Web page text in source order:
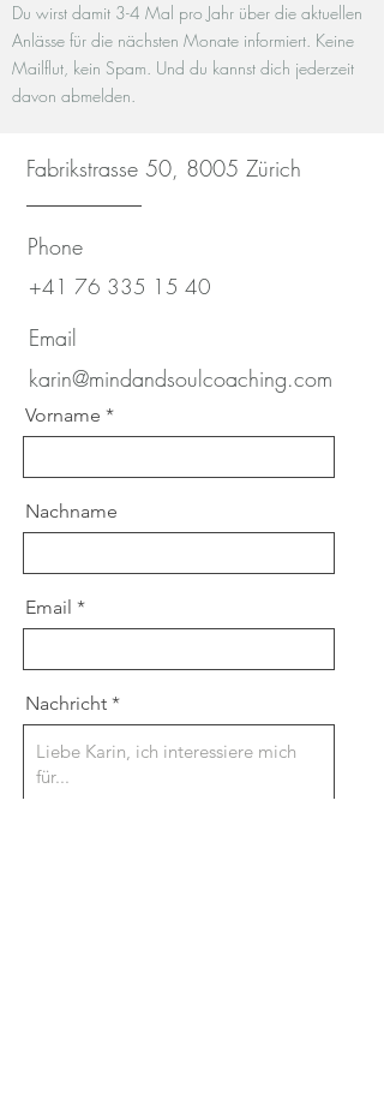
Du wirst damit 3-4 Mal pro Jahr über die aktuellen
Anlässe für die nächsten Monate informiert. Keine
Mailflut, kein Spam. Und du kannst dich jederzeit
davon abmelden.
Fabrikstrasse 50, 8005 Zürich
Phone
+41 76 335 15 40
Email
karin@mindandsoulcoaching.com
Vorname
Nachname
Email
Nachricht